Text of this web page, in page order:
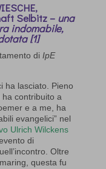
Selbitz – una
indomabile,
[1]
di IpE
ha lasciato. Pieno
contribuito a
e a me, ha
evangelici” nel
Ulrich Wilckens
di
Oltre
questa fu